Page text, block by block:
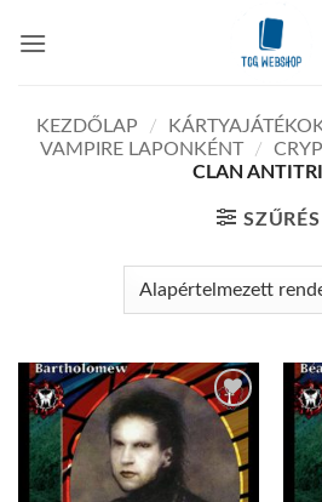
KEZDŐLAP /
VAMPIRE LAPONKÉNT
/
CLAN
SZŰRÉS
Add to
wishlist